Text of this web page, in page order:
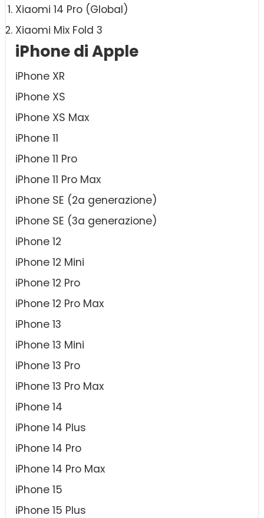
Xiaomi 14 Pro (Global)
Xiaomi Mix Fold 3
iPhone di Apple
iPhone XR
iPhone XS
iPhone XS Max
iPhone 11
iPhone 11 Pro
iPhone 11 Pro Max
iPhone SE (2a generazione)
iPhone SE (3a generazione)
iPhone 12
iPhone 12 Mini
iPhone 12 Pro
iPhone 12 Pro Max
iPhone 13
iPhone 13 Mini
iPhone 13 Pro
iPhone 13 Pro Max
iPhone 14
iPhone 14 Plus
iPhone 14 Pro
iPhone 14 Pro Max
iPhone 15
iPhone 15 Plus